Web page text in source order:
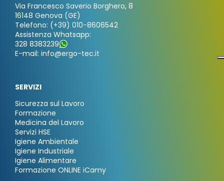
Via Francesco Saverio Borghero, 8
16148 Genova (GE)
Telefono: (+39) 010-8606542
Assistenza Whatsapp:
328 8383239
E-mail: info@ergo-tec.it
SERVIZI
Sicurezza sul Lavoro
Formazione
Medicina del Lavoro
Servizi HSE
Igiene Ambientale
Igiene Industriale
Igiene Alimentare
Formazione ONLINE iCamy